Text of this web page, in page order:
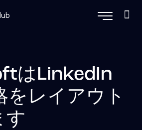
はLinkedIn
をレイアウト
す